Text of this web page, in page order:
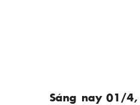
Sáng nay 01/4,